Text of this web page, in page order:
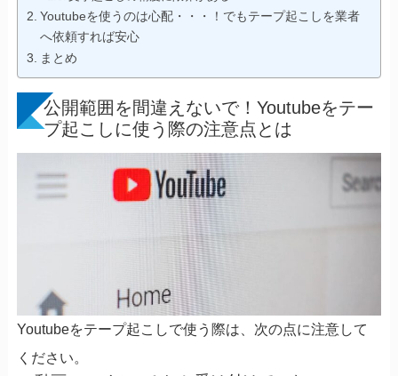
Youtubeを使うのは心配・・・！でもテープ起こしを業者
へ依頼すれば安心
まとめ
公開範囲を間違えないで！Youtubeをテー
プ起こしに使う際の注意点とは
Youtubeをテープ起こしで使う際は、次の点に注意して
ください。